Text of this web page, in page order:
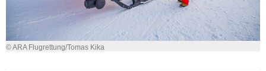
© ARA Flugrettung/Tomas Kika